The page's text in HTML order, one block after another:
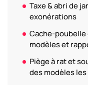
Taxe & abri de
exonérations
Cache-poubelle
modèles et
Piège à rat et
des modèles